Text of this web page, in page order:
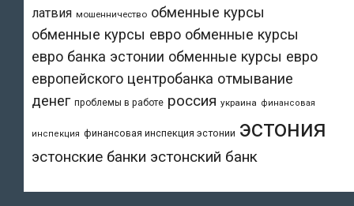
латвия мошенничество обменные курсы
обменные курсы евро обменные курсы
евро банка эстонии обменные курсы евро
европейского центробанка отмывание
денег проблемы в работе россия украина финансовая
инспекция финансовая инспекция эстонии эстония
эстонские банки эстонский банк